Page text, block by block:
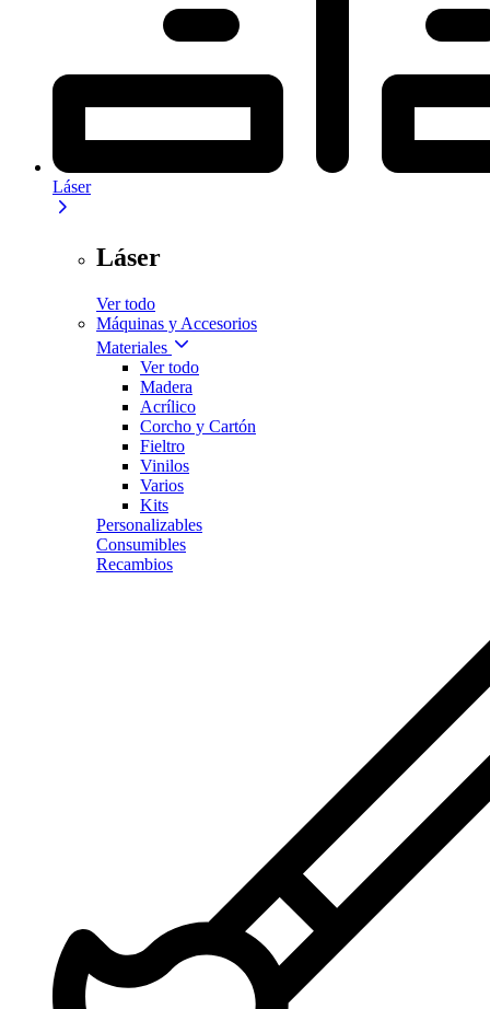
Láser
Láser
Ver todo
Máquinas y Accesorios
Materiales
Ver todo
Madera
Acrílico
Corcho y Cartón
Fieltro
Vinilos
Varios
Kits
Personalizables
Consumibles
Recambios